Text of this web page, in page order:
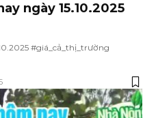
ngày 15.10.2025
#giá_cả_thị_trường